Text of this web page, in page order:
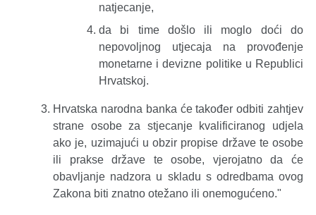
natjecanje,
da bi time došlo ili moglo doći do
nepovoljnog utjecaja na provođenje
monetarne i devizne politike u Republici
Hrvatskoj.
Hrvatska narodna banka će također odbiti zahtjev
strane osobe za stjecanje kvalificiranog udjela
ako je, uzimajući u obzir propise države te osobe
ili prakse države te osobe, vjerojatno da će
obavljanje nadzora u skladu s odredbama ovog
Zakona biti znatno otežano ili onemogućeno."